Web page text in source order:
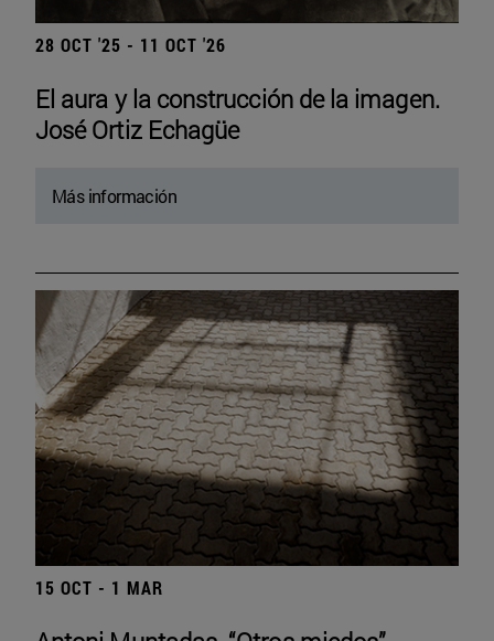
28 OCT '25 - 11 OCT '26
El aura y la construcción de la imagen.
José Ortiz Echagüe
Más información
15 OCT - 1 MAR